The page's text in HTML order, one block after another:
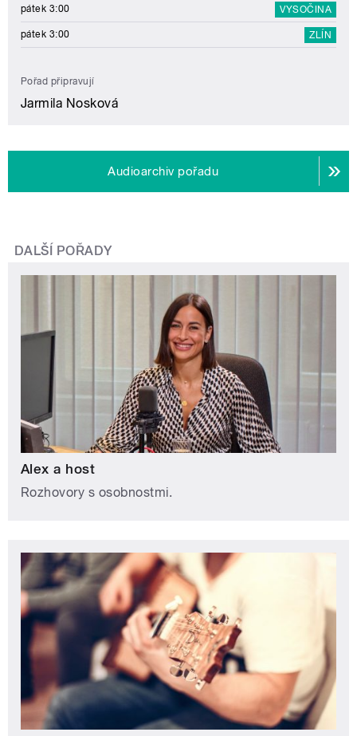
pátek 3:00 VYSOČINA
pátek 3:00 ZLÍN
Pořad připravují
Jarmila Nosková
Audioarchiv pořadu
DALŠÍ POŘADY
Alex a host
Rozhovory s osobnostmi.